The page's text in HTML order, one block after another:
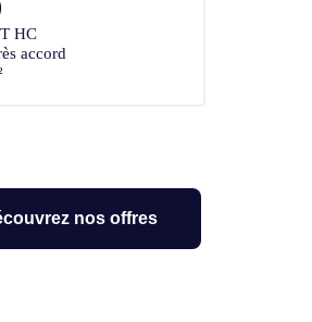
HC
accord
nos offres